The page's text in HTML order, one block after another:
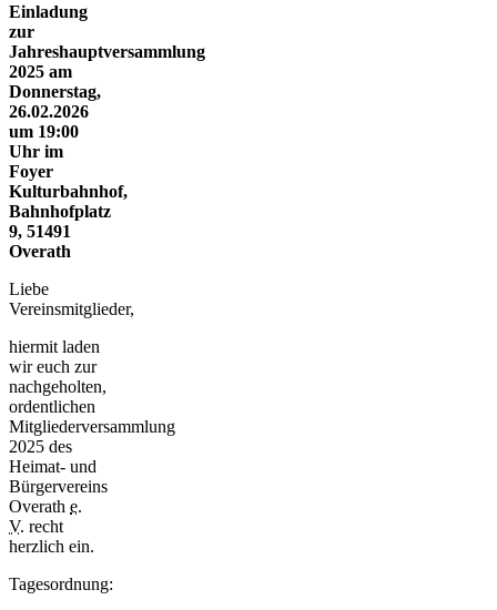
Einladung
zur
Jahreshauptversammlung
2025 am
Donnerstag,
26.02.2026
um 19:00
Uhr im
Foyer
Kulturbahnhof,
Bahnhofplatz
9, 51491
Overath
Liebe
Vereinsmitglieder,
hiermit laden
wir euch zur
nachgeholten,
ordentlichen
Mitgliederversammlung
2025 des
Heimat- und
Bürgervereins
Overath e.
V. recht
herzlich ein.
Tagesordnung: